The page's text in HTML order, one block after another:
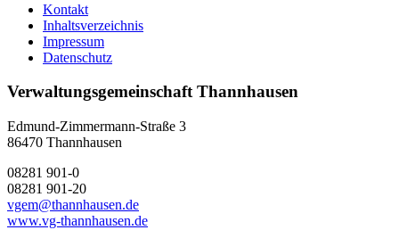
Kontakt
Inhaltsverzeichnis
Impressum
Datenschutz
Verwaltungsgemeinschaft Thannhausen
Edmund-Zimmermann-Straße 3
86470 Thannhausen
08281 901-0
08281 901-20
vgem@thannhausen.de
www.vg-thannhausen.de